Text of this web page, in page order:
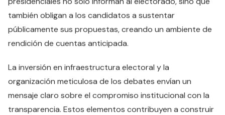
también obligan a los candidatos a sustentar
públicamente sus propuestas, creando un ambiente de
rendición de cuentas anticipada.
La inversión en infraestructura electoral y la
organización meticulosa de los debates envían un
mensaje claro sobre el compromiso institucional con la
transparencia. Estos elementos contribuyen a construir